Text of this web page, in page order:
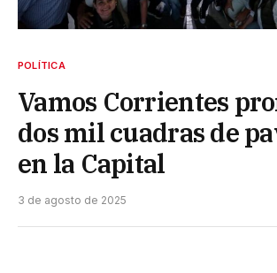
POLÍTICA
Vamos Corrientes
dos mil cuadras de
en la Capital
3 de agosto de 2025